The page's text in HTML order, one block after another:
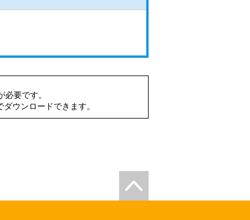
要です。
ウンロードできます。